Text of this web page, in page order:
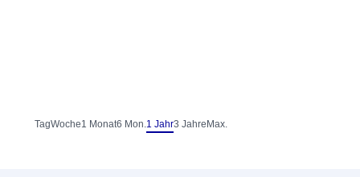
TagWoche1 Monat6 Mon.1 Jahr3 Jahre Max.